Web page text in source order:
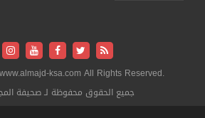
ksa.com All Rights Reserved.
جميع الحقوق محفوظة لـ صحيفة